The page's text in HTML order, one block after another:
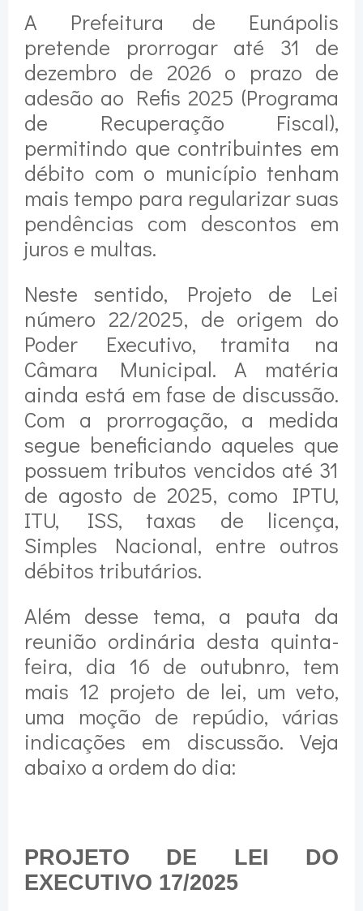
A Prefeitura de Eunápolis
pretende prorrogar até 31 de
dezembro de 2026 o prazo de
adesão ao Refis 2025 (Programa
de Recuperação Fiscal),
permitindo que contribuintes em
débito com o município tenham
mais tempo para regularizar suas
pendências com descontos em
juros e multas.
Neste sentido, Projeto de Lei
número 22/2025, de origem do
Poder Executivo, tramita na
Câmara Municipal. A matéria
ainda está em fase de discussão.
Com a prorrogação, a medida
segue beneficiando aqueles que
possuem tributos vencidos até 31
de agosto de 2025, como IPTU,
ITU, ISS, taxas de licença,
Simples Nacional, entre outros
débitos tributários.
Além desse tema, a pauta da
reunião ordinária desta quinta-
feira, dia 16 de outubnro, tem
mais 12 projeto de lei, um veto,
uma moção de repúdio, várias
indicações em discussão. Veja
abaixo a ordem do dia:
PROJETO DE LEI DO
EXECUTIVO 17/2025